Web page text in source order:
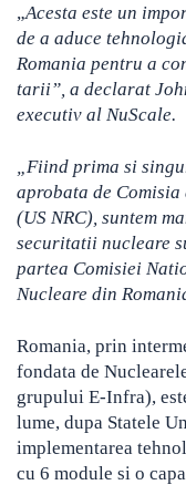
„Acesta este un
de a aduce
Romania pentru a
tarii”, a declarat
executiv al NuScale.
„Fiind prima si
aprobata de
(US NRC), suntem
securitatii nucleare
partea Comisiei
Nucleare din
Romania, prin
fondata de
grupului E-Infra),
lume, dupa Statele
implementarea
cu 6 module si o